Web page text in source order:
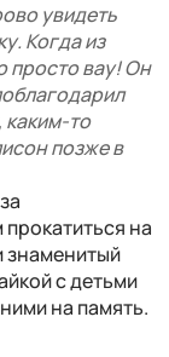
увидеть
Когда из
просто вау! Он
то
позже в
на
знаменитый
с детьми
на память.